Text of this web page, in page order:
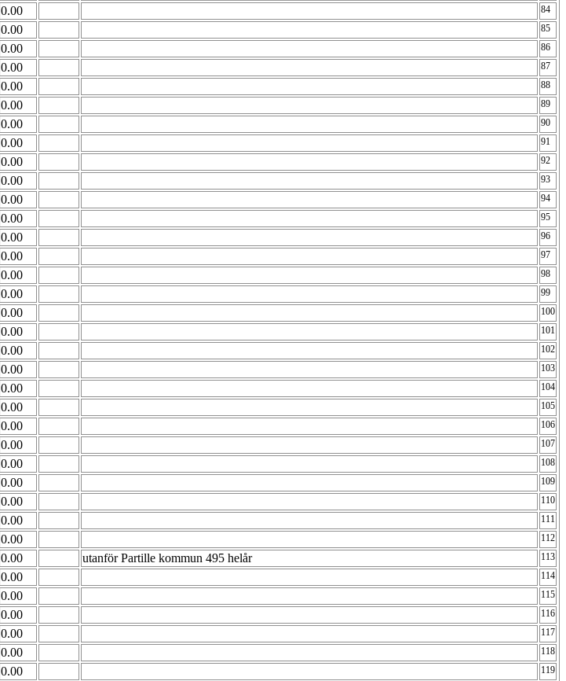
0.00 84
0.00 85
0.00 86
0.00 87
0.00 88
0.00 89
0.00 90
0.00 91
0.00 92
0.00 93
0.00 94
0.00 95
0.00 96
0.00 97
0.00 98
0.00 99
0.00 100
0.00 101
0.00 102
0.00 103
0.00 104
0.00 105
0.00 106
0.00 107
0.00 108
0.00 109
0.00 110
0.00 111
0.00 112
0.00 utanför Partille kommun 495 helår 113
0.00 114
0.00 115
0.00 116
0.00 117
0.00 118
0.00 119